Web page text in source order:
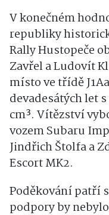
V konečném
republiky
Rally Hustopeče
Zavřel a Ludovít
místo ve třídě
devadesátých let
cm³. Vítězství
vozem Subaru
Jindřich Štolfa a
Escort MK2.
Poděkování patří
podpory by